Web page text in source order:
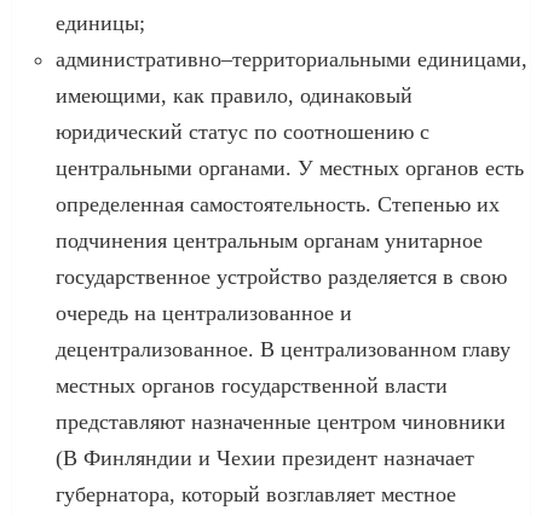
единицы;
административно–территориальными единицами,
имеющими, как правило, одинаковый
юридический статус по соотношению с
центральными органами. У местных органов есть
определенная самостоятельность. Степенью их
подчинения центральным органам унитарное
государственное устройство разделяется в свою
очередь на централизованное и
децентрализованное. В централизованном главу
местных органов государственной власти
представляют назначенные центром чиновники
(В Финляндии и Чехии президент назначает
губернатора, который возглавляет местное